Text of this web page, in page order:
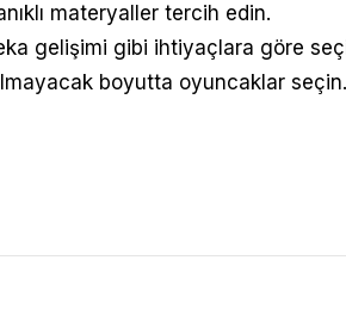
materyaller tercih edin.
gelişimi gibi ihtiyaçlara göre
boyutta oyuncaklar seçin.